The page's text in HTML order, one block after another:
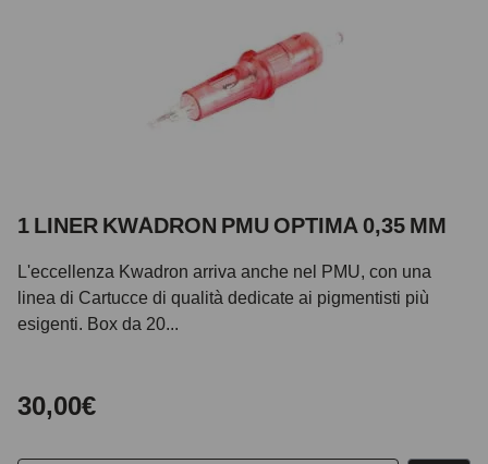
1 LINER KWADRON PMU OPTIMA 0,35 MM
L'eccellenza Kwadron arriva anche nel PMU, con una
linea di Cartucce di qualità dedicate ai pigmentisti più
esigenti. Box da 20...
30,00€